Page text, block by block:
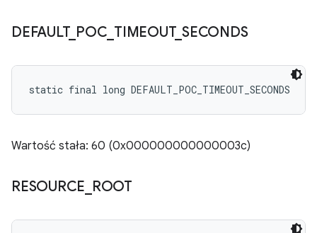
DEFAULT_ POC TIMEOUT_ SECONDS
static final long DEFAULT_POC_TIMEOUT_SECONDS
Wartość stała: 60 (0x000000000000003c)
RESOURCE ROOT